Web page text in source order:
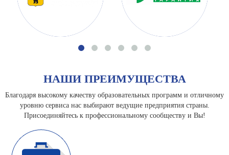
НАШИ ПРЕИМУЩЕСТВА
Благодаря высокому качеству образовательных программ и отличному
уровню сервиса нас выбирают ведущие предприятия страны.
Присоединяйтесь к профессиональному сообществу и Вы!